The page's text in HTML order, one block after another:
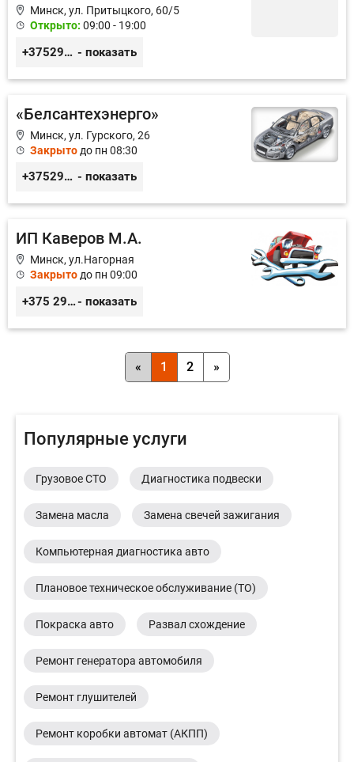
Минск, ул. Притыцкого, 60/5
Открыто: 09:00 - 19:00
+375296946060 - показать
«Белсантехэнерго»
Минск, ул. Гурского, 26
Закрыто до пн 08:30
+375296434622 - показать
ИП Каверов М.А.
Минск, ул.Нагорная
Закрытодо пн 09:00
+375 29 656 49 92- показать
« 1 2 »
Популярные услуги
Грузовое СТО Диагностика подвески
Замена масла Замена свечей зажигания
Компьютерная диагностика авто
Плановое техническое обслуживание (ТО)
Покраска авто Развал схождение
Ремонт генератора автомобиля
Ремонт глушителей
Ремонт коробки автомат (АКПП)